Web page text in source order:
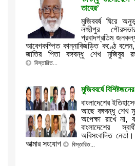
তাহের’
মুজিববর্ষ ঘিরে
লক্ষ্মীপুর
প্রবাদপ্রতিম
আবেগকম্পিত কান্নাবিজড়িত কণ্ঠে বলেন,
জাতির পিতা বঙ্গবন্ধু শেখ মুজিবুর
বিস্তারিত...
মুজিববর্ষে
বাংলাদেশের
আছে বঙ্গবন্ধু শেখ
অপেক্ষা রাখে না,
বাংলাদেশের
অবিসংবাদিত
আত্মার সংযোগ
বিস্তারিত...